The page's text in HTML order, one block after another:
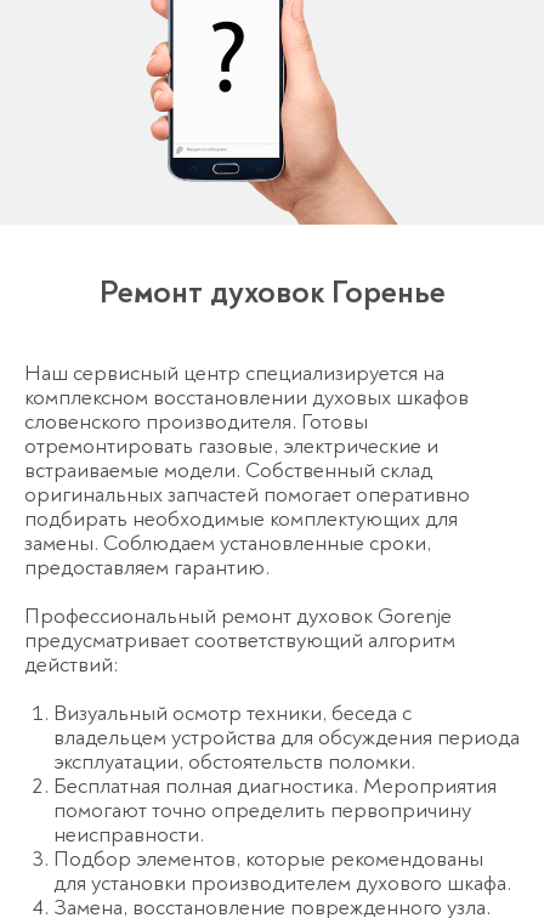
Ремонт духовок Горенье
Наш сервисный центр специализируется на
комплексном восстановлении духовых шкафов
словенского производителя. Готовы
отремонтировать газовые, электрические и
встраиваемые модели. Собственный склад
оригинальных запчастей помогает оперативно
подбирать необходимые комплектующих для
замены. Соблюдаем установленные сроки,
предоставляем гарантию.
Профессиональный ремонт духовок Gorenje
предусматривает соответствующий алгоритм
действий:
Визуальный осмотр техники, беседа с
владельцем устройства для обсуждения периода
эксплуатации, обстоятельств поломки.
Бесплатная полная диагностика. Мероприятия
помогают точно определить первопричину
неисправности.
Подбор элементов, которые рекомендованы
для установки производителем духового шкафа.
Замена, восстановление поврежденного узла.